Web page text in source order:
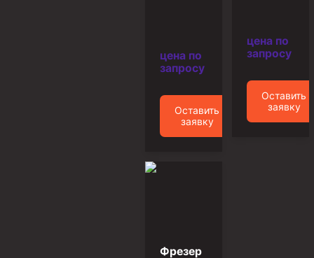
Фонтанная и запорная арматура
Оборудование для трубопроводов и манифольдов
Противовыбросовое оборудование
цена по
запросу
Оставить
заявку
цена по
запросу
Оставить
заявку
Фрезер